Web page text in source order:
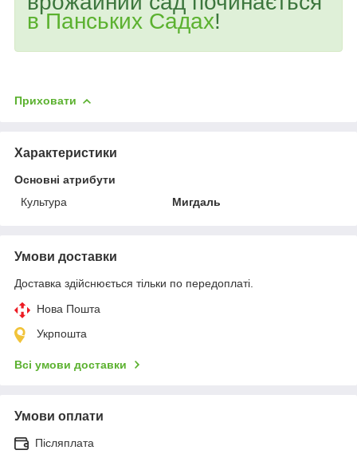
в Панських Садах!
Приховати
Характеристики
Основні атрибути
Культура
Мигдаль
Умови доставки
Доставка здійснюється тільки по передоплаті.
Нова Пошта
Укрпошта
Всі умови доставки
Умови оплати
Післяплата